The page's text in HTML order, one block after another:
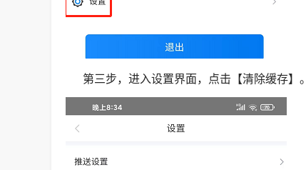
第三步，进入设置界面，点击【清除缓存】。